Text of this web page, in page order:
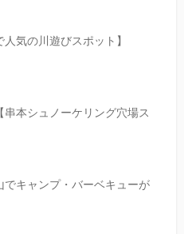
気の川遊びスポット】
串本シュノーケリング穴場ス
でキャンプ・バーベキューが